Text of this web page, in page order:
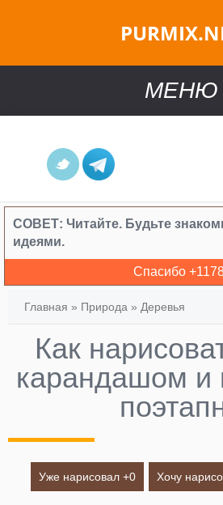
МЕНЮ
СОВЕТ: Читайте. Будьте
идеями.
Спасибо +
Главная » Природа » Деревья
Как
карандашом и
Уже нарисовал +0 Хочу